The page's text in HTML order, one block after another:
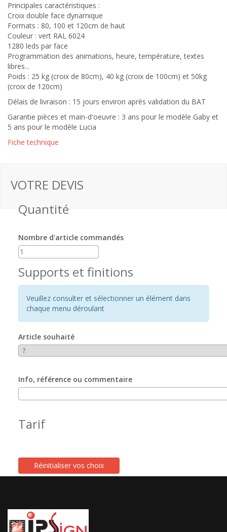
Principales caractéristiques :
Croix double face dynamique
Formats : 80, 100 et 120cm de haut
Couleur : vert RAL 6024
1280 leds par face
Programmation des animations, heure, température, textes
libres...
Poids : 25 kg (croix de 80cm), 40 kg (croix de 100cm) et 50kg
(croix de 120cm)
Délais de livraison : 15 jours environ après validation du BAT
Garantie pièces et main-d'oeuvre : 3 ans pour le modèle Gaby et
5 ans pour le modèle Lucia
Fiche technique
VOTRE DEVIS
Quantité
Nombre d'article commandés
Supports et finitions
Veuillez consulter et sélectionner un élément dans
chaque menu déroulant
Article souhaité
Info, référence ou commentaire
Tarif